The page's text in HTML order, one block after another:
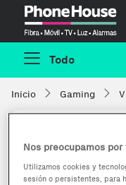
Todo
Inicio Gaming
Nos preocupamos
Utilizamos cookies y
sesión o persistentes, para